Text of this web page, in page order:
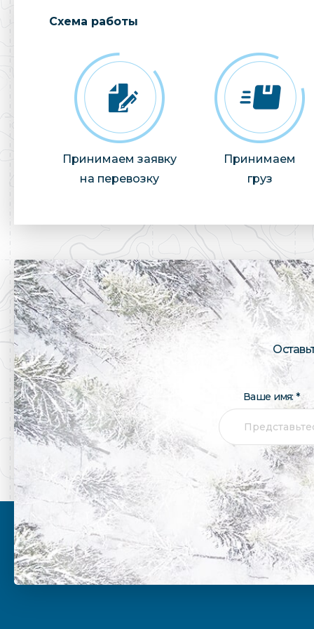
Cхема работы
Принимаем заявку
на перевозку
Принимаем
груз
Ваше имя: *